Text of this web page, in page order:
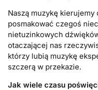
Naszą muzykę
posmakować czegoś
nietuzinkowych
otaczającej nas
którzy lubią muzykę
szczerą w przekazie.
Jak wiele czasu